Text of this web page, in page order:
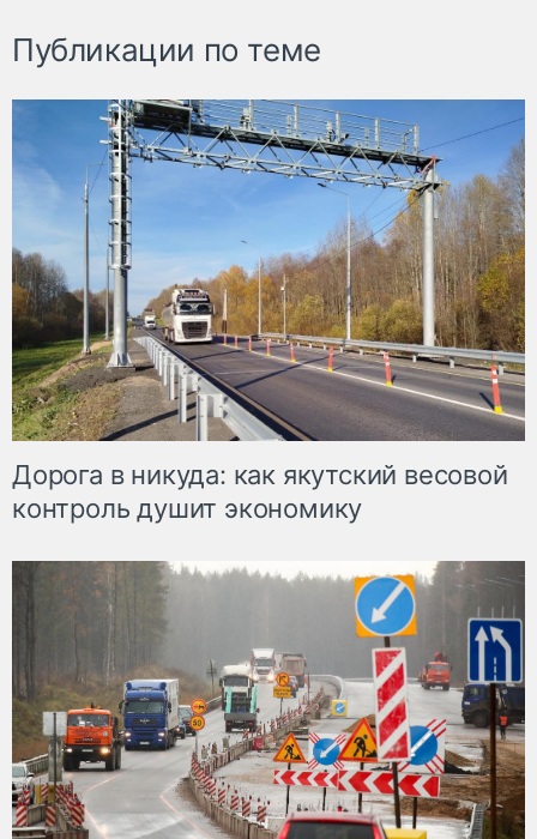
Публикации по теме
Дорога в никуда: как якутский весовой
контроль душит экономику